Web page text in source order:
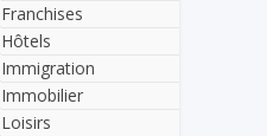
Franchises
Hôtels
Immigration
Immobilier
Loisirs